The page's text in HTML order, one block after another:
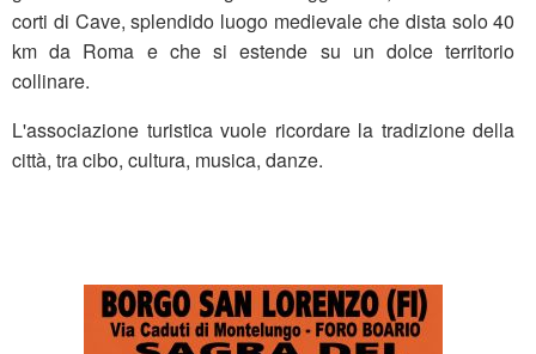
corti di Cave, splendido luogo medievale che dista solo 40
km da Roma e che si estende su un dolce territorio
collinare.
L'associazione turistica vuole ricordare la tradizione della
città, tra cibo, cultura, musica, danze.